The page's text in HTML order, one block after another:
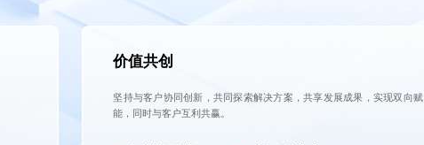
价值共创
坚持与客户协同创新，共同探索解决方案，共享发展成果，实现双向赋
能，同时与客户互利共赢。